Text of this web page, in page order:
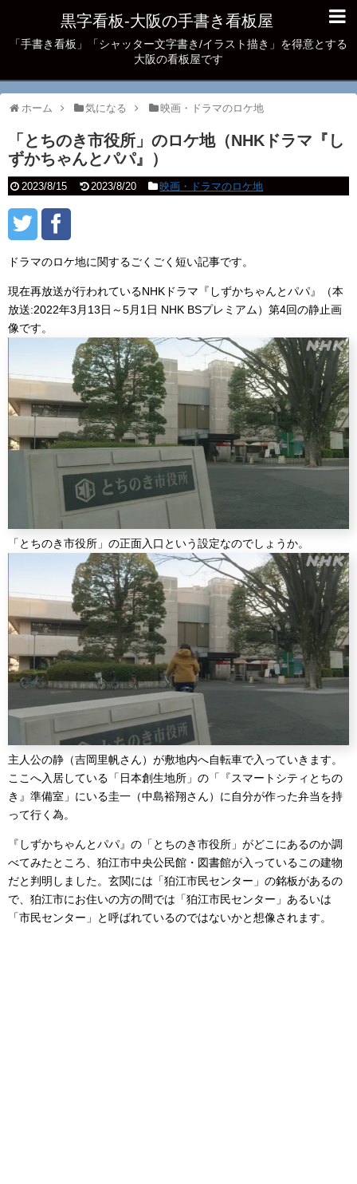
黒字看板‐大阪の手書き看板屋
「手書き看板」「シャッター文字書き/イラスト描き」を得意とする
大阪の看板屋です
ホーム 気になる 映画・ドラマのロケ地
「とちのき市役所」のロケ地（NHKドラマ『し
ずかちゃんとパパ』）
2023/8/15 2023/8/20 映画・ドラマのロケ地
ドラマのロケ地に関するごくごく短い記事です。
現在再放送が行われているNHKドラマ『しずかちゃんとパパ』（本
放送:2022年3月13日～5月1日 NHK BSプレミアム）第4回の静止画
像です。
「とちのき市役所」の正面入口という設定なのでしょうか。
主人公の静（吉岡里帆さん）が敷地内へ自転車で入っていきます。
ここへ入居している「日本創生地所」の「『スマートシティとちの
き』準備室」にいる圭一（中島裕翔さん）に自分が作った弁当を持
って行く為。
『しずかちゃんとパパ』の「とちのき市役所」がどこにあるのか調
べてみたところ、狛江市中央公民館・図書館が入っているこの建物
だと判明しました。玄関には「狛江市民センター」の銘板があるの
で、狛江市にお住いの方の間では「狛江市民センター」あるいは
「市民センター」と呼ばれているのではないかと想像されます。